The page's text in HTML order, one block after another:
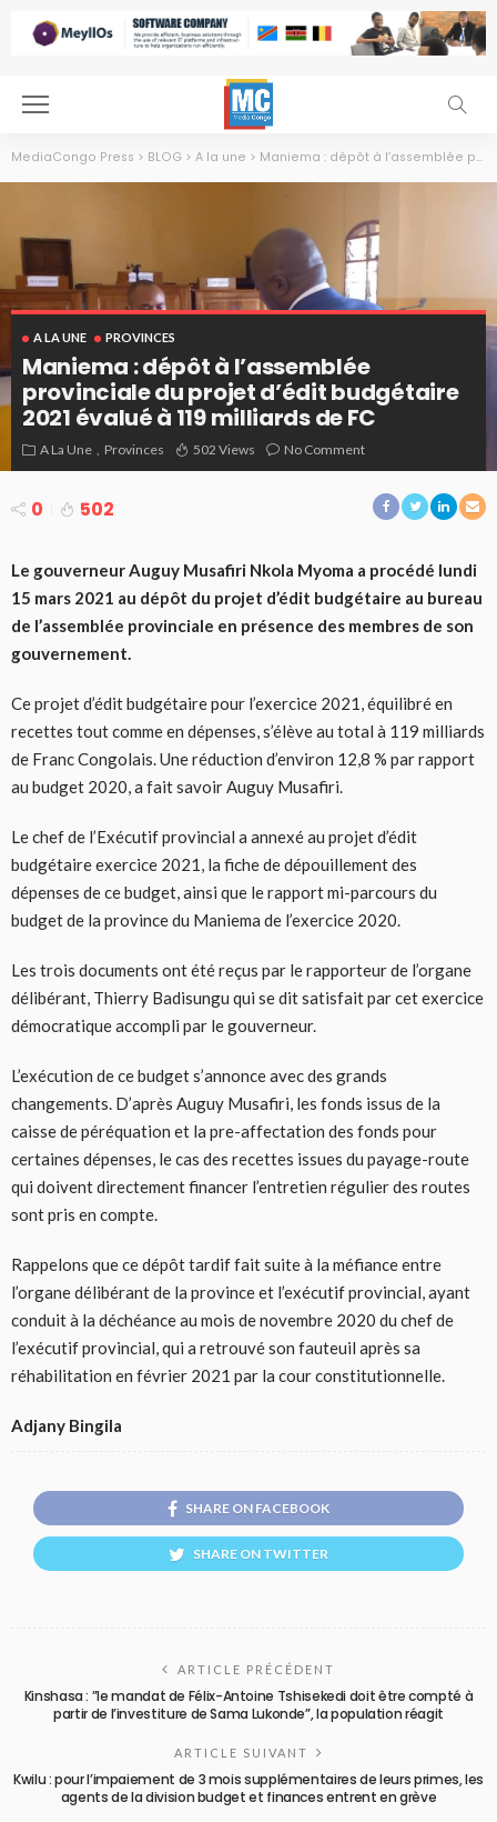
MediaCongo Press > BLOG > A la une > Maniema : dépôt à l’assemblée provinciale du projet d’édit budgétaire 2021 évalué à 119 milliards de FC
A LA UNE PROVINCES
Maniema : dépôt à l’assemblée
provinciale du projet d’édit budgétaire
2021 évalué à 119 milliards de FC
A La Une Provinces 502 Views No Comment
0 502
Le gouverneur Auguy Musafiri Nkola Myoma a procédé lundi
15 mars 2021 au dépôt du projet d’édit budgétaire au bureau
de l’assemblée provinciale en présence des membres de son
gouvernement.
Ce projet d’édit budgétaire pour l’exercice 2021, équilibré en
recettes tout comme en dépenses, s’élève au total à 119 milliards
de Franc Congolais. Une réduction d’environ 12,8 % par rapport
au budget 2020, a fait savoir Auguy Musafiri.
Le chef de l’Exécutif provincial a annexé au projet d’édit
budgétaire exercice 2021, la fiche de dépouillement des
dépenses de ce budget, ainsi que le rapport mi-parcours du
budget de la province du Maniema de l’exercice 2020.
Les trois documents ont été reçus par le rapporteur de l’organe
délibérant, Thierry Badisungu qui se dit satisfait par cet exercice
démocratique accompli par le gouverneur.
L’exécution de ce budget s’annonce avec des grands
changements. D’après Auguy Musafiri, les fonds issus de la
caisse de péréquation et la pre-affectation des fonds pour
certaines dépenses, le cas des recettes issues du payage-route
qui doivent directement financer l’entretien régulier des routes
sont pris en compte.
Rappelons que ce dépôt tardif fait suite à la méfiance entre
l’organe délibérant de la province et l’exécutif provincial, ayant
conduit à la déchéance au mois de novembre 2020 du chef de
l’exécutif provincial, qui a retrouvé son fauteuil après sa
réhabilitation en février 2021 par la cour constitutionnelle.
Adjany Bingila
SHARE ON FACEBOOK
SHARE ON TWITTER
ARTICLE PRÉCÉDENT
Kinshasa : ”le mandat de Félix-Antoine Tshisekedi doit être compté à
partir de l’investiture de Sama Lukonde”, la population réagit
ARTICLE SUIVANT
Kwilu : pour l’impaiement de 3 mois supplémentaires de leurs primes, les
agents de la division budget et finances entrent en grève